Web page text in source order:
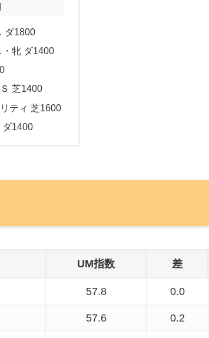
ダ1800
牝 ダ1400
芝1400
ティ 芝1600
ダ1400
UM指数 差
57.8 0.0
57.6 0.2